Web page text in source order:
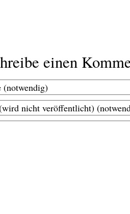
einen